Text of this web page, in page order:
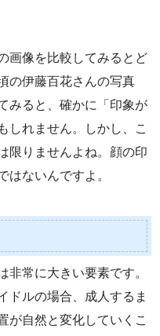
画像を比較してみるとど
の伊藤百花さんの写真
みると、確かに「印象が
しれません。しかし、こ
限りませんよね。顔の印
はないんですよ。
非常に大きい要素です。
ドルの場合、成人するま
が自然と変化していくこ